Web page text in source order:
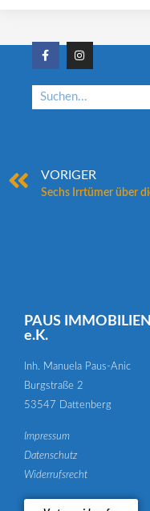
VORIGER
PAUS IMMOBILIEN
e.K.
Inh. Manuela Paus-Anic
Burgstraße 2
53547 Dattenberg
Impressum
Datenschutz
Widerrufsrecht